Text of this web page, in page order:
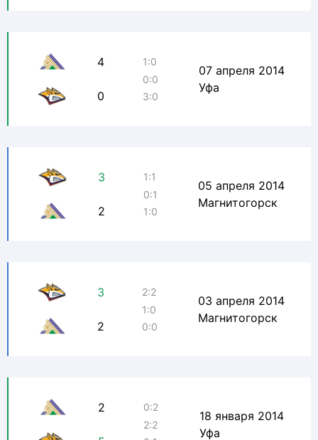
4
0
1:0
0:0
3:0
07 апреля 2014
Уфа
3
2
1:1
0:1
1:0
05 апреля 2014
Магнитогорск
3
2
2:2
1:0
0:0
03 апреля 2014
Магнитогорск
2
0:2
2:2
18 января 2014
Уфа